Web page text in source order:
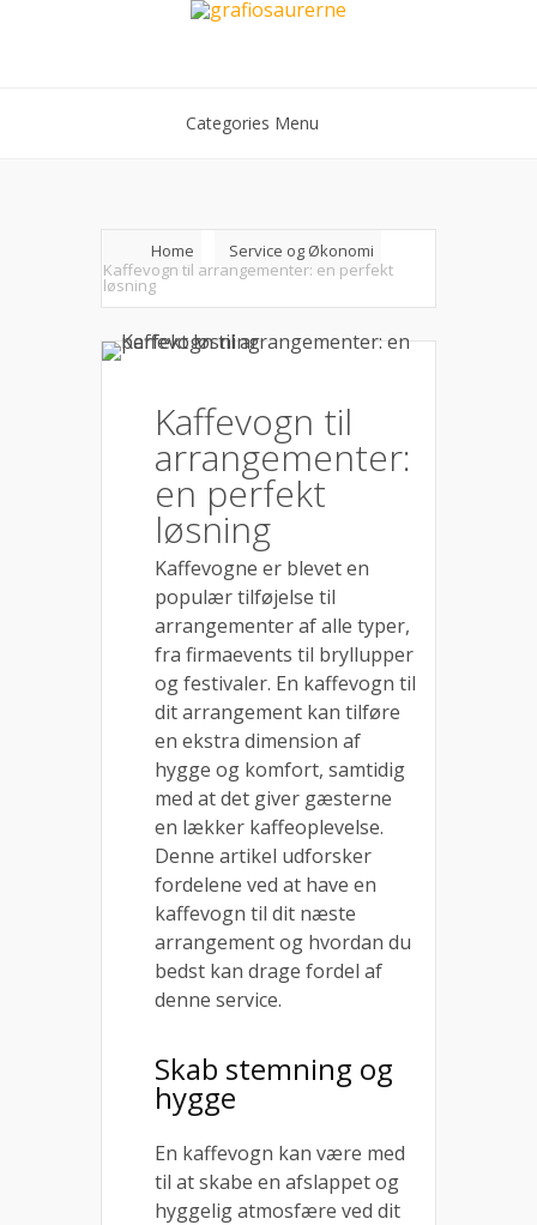
Categories Menu
Home
Service og Økonomi
Kaffevogn til arrangementer: en perfekt
løsning
Kaffevogn til
arrangementer:
en perfekt
løsning
Kaffevogne er blevet en
populær tilføjelse til
arrangementer af alle typer,
fra firmaevents til bryllupper
og festivaler. En kaffevogn til
dit arrangement kan tilføre
en ekstra dimension af
hygge og komfort, samtidig
med at det giver gæsterne
en lækker kaffeoplevelse.
Denne artikel udforsker
fordelene ved at have en
kaffevogn til dit næste
arrangement og hvordan du
bedst kan drage fordel af
denne service.
Skab stemning og
hygge
En kaffevogn kan være med
til at skabe en afslappet og
hyggelig atmosfære ved dit